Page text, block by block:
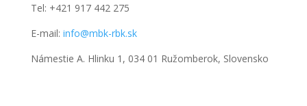
Tel: +421 917 442 275
E-mail: info@mbk-rbk.sk
Námestie A. Hlinku 1, 034 01 Ružomberok, Slovensko